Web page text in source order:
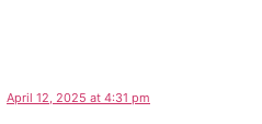
April 12, 2025 at 4:31 pm